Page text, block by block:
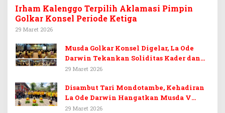
Irham Kalenggo Terpilih Aklamasi Pimpin
Golkar Konsel Periode Ketiga
29 Maret 2026
Musda Golkar Konsel Digelar, La Ode
Darwin Tekankan Soliditas Kader dan
Target 14 Kursi DPRD Konawe Selatan
29 Maret 2026
Disambut Tari Mondotambe, Kehadiran
La Ode Darwin Hangatkan Musda V
Golkar Konsel
29 Maret 2026